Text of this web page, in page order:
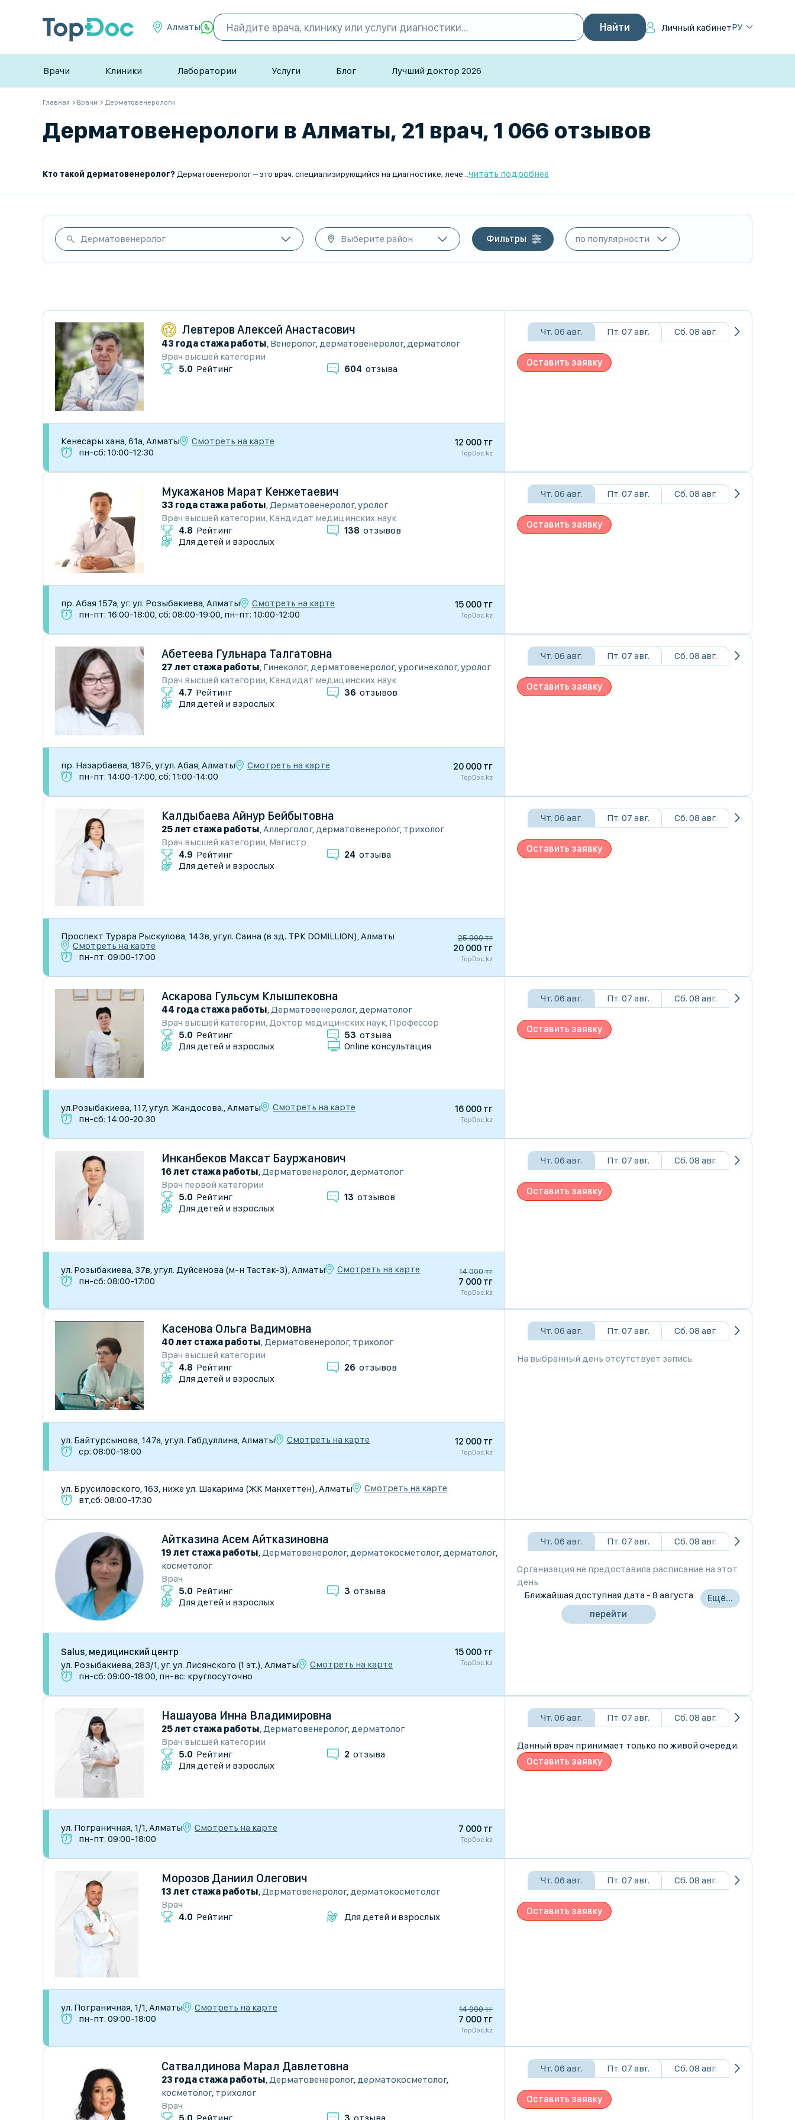
Алматы Личный кабинетРУ
Врачи Клиники Лаборатории Услуги Блог Лучший доктор 2026
Главная Врачи Дерматовенерологи
Дерматовенерологи в Алматы, 21 врач, 1 066 отзывов
Кто такой дерматовенеролог? Дерматовенеролог – это врач, специализирующийся на диагностике, лечении и профилактике заболеваний кожи, волос, ногтей, а также инфекций, передающихся половым путем (ИППП). Он сочетает знания дерматологии и венерологии, помогая пациентам справиться с различными кожными патологиями и инфекционными заболеваниями. читать подробнее
Дерматовенеролог Выберите район Фильтры
Левтеров Алексей Анастасович
43 года стажа работы, Венеролог,дерматовенеролог,дерматолог
Врач высшей категории
5.0 Рейтинг 604 отзыва
Кенесары хана, 61а, Алматы
Смотреть на карте
пн-сб: 10:00-12:30
12 000 тг
TopDoc.kz
Чт. 06 авг. Пт. 07 авг. Сб. 08 авг.
Оставить заявку
Мукажанов Марат Кенжетаевич
33 года стажа работы,Дерматовенеролог,уролог
Врач высшей категории, Кандидат медицинских наук
4.8 Рейтинг 138 отзывов
Для детей и взрослых
пр. Абая 157а, уг. ул. Розыбакиева, Алматы
Смотреть на карте
пн-пт: 16:00-18:00, сб: 08:00-19:00, пн-пт: 10:00-12:00
15 000 тг
TopDoc.kz
Чт. 06 авг. Пт. 07 авг. Сб. 08 авг.
Оставить заявку
Абетеева Гульнара Талгатовна
27 лет стажа работы, Гинеколог,дерматовенеролог,урогинеколог,уролог
Врач высшей категории, Кандидат медицинских наук
4.7 Рейтинг 36 отзывов
Для детей и взрослых
пр. Назарбаева, 187Б, уг.ул. Абая, Алматы
Смотреть на карте
пн-пт: 14:00-17:00, сб: 11:00-14:00
20 000 тг
TopDoc.kz
Чт. 06 авг. Пт. 07 авг. Сб. 08 авг.
Оставить заявку
Калдыбаева Айнур Бейбытовна
25 лет стажа работы,Аллерголог,дерматовенеролог, трихолог
Врач высшей категории, Магистр
4.9 Рейтинг 24 отзыва
Для детей и взрослых
Проспект Турара Рыскулова, 143в, уг.ул. Саина (в зд. ТРК DOMILLION), Алматы
Смотреть на карте
пн-пт: 09:00-17:00
25 000 тг
20 000 тг
TopDoc.kz
Чт. 06 авг. Пт. 07 авг. Сб. 08 авг.
Оставить заявку
Аскарова Гульсум Клышпековна
44 года стажа работы Дерматовенеролог, дерматолог
Врач высшей категории Доктор медицинских наук Профессор
5.0 Рейтинг 53 отзыва
Для детей и взрослых
Online консультация
ул.Розыбакиева, 117, уг.ул. Жандосова., Алматы
Смотреть на карте
пн-сб: 14:00-20:30
16 000 тг
TopDoc.kz
Чт. 06 авг. Пт. 07 авг. Сб. 08 авг.
Оставить заявку
Инканбеков Максат Бауржанович
16 лет стажа работы Дерматовенеролог, дерматолог
Врач первой категории
5.0 Рейтинг 13 отзывов
Для детей и взрослых
​ул. Розыбакиева, 37в, уг.ул. Дуйсенова (м-н Тастак-3), Алматы
Смотреть на карте
пн-сб: 08:00-17:00
14 000 тг
7 000 тг
TopDoc.kz
Чт. 06 авг. Пт. 07 авг. Сб. 08 авг.
Оставить заявку
Касенова Ольга Вадимовна
40 лет стажа работы Дерматовенеролог, трихолог
Врач высшей категории
4.8 Рейтинг 26 отзывов
Для детей и взрослых
ул. Байтурсынова, 147а, уг.ул. Габдуллина, Алматы
Смотреть на карте
ср: 08:00-18:00
12 000 тг
TopDoc.kz
ул. Брусиловского, 163, ниже ул. Шакарима (ЖК Манхеттен), Алматы
Смотреть на карте
вт,сб: 08:00-17:30
Чт. 06 авг. Пт. 07 авг. Сб. 08 авг.
На выбранный день отсутствует запись
Айтказина Асем Айтказиновна
19 лет стажа работы Дерматовенеролог, дерматокосметолог, дерматолог,
косметолог
Врач
5.0 Рейтинг 3 отзыва
Для детей и взрослых
Salus, медицинский центр
ул. Розыбакиева, 283/1, уг. ул. Лисянского (1 эт.), Алматы
Смотреть на карте
пн-сб: 09:00-18:00, пн-вс: круглосуточно
15 000 тг
TopDoc.kz
Чт. 06 авг. Пт. 07 авг. Сб. 08 авг.
Организация не предоставила расписание на этот
день
Ближайшая доступная дата - 8 августа
перейти
Ещё...
Нашауова Инна Владимировна
25 лет стажа работы Дерматовенеролог, дерматолог
Врач высшей категории
5.0 Рейтинг 2 отзыва
Для детей и взрослых
ул. Пограничная, 1/1, Алматы
Смотреть на карте
пн-пт: 09:00-18:00
7 000 тг
TopDoc.kz
Чт. 06 авг. Пт. 07 авг. Сб. 08 авг.
Данный врач принимает только по живой очереди.
Оставить заявку
Морозов Даниил Олегович
13 лет стажа работы,Дерматовенеролог,дерматокосметолог
Врач
4.0 Рейтинг Для детей и взрослых
ул. Пограничная, 1/1, Алматы
Смотреть на карте
пн-пт: 09:00-18:00
14 000 тг
7 000 тг
TopDoc.kz
Чт. 06 авг. Пт. 07 авг. Сб. 08 авг.
Оставить заявку
Сатвалдинова Марал Давлетовна
23 года стажа работы,Дерматовенеролог,дерматокосметолог,
косметолог, трихолог
Врач
Чт. 06 авг. Пт. 07 авг. Сб. 08 авг.
Оставить заявку